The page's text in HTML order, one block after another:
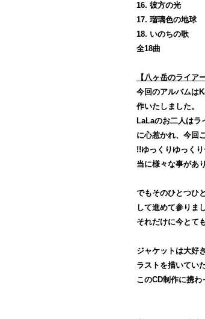
16. 彼方の光
17. 瑠璃色の地球
18. いのちの歌
全18曲
【八ヶ岳のライア
今回のアルバムは
作いたしました。
LaLaのお二人はラ
に心惹かれ、今回
!!ゆっくりゆっく
当に様々な事があ
でもそのひとつひ
して進めて参りまし
それだけに今とて
ジャケットは大好
ラストを描いてい
このCD制作に携わ